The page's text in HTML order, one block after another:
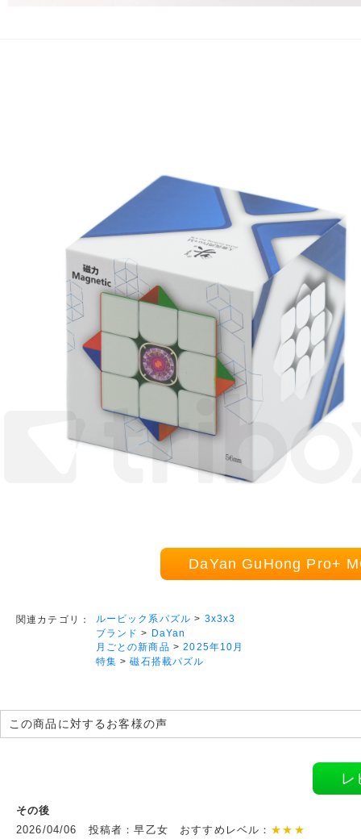
DaYan GuHong Pro+
関連カテゴリ： ルービック系パズル > 3x3x3
ブランド > DaYan
月ごとの新商品 >2025年10月
特集 >磁石搭載パズル
この商品に対するお客様の声
レ
その後
2026/04/06 投稿者：早乙女 おすすめレベル： ★★★